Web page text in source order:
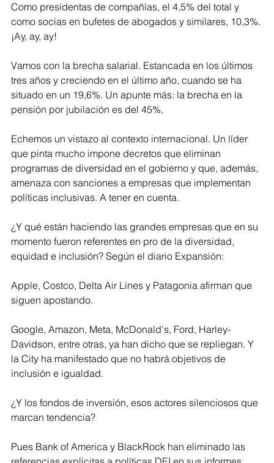
Como presidentas de compañías, el 4,5% del total y
como socias en bufetes de abogados y similares, 10,3%.
¡Ay, ay, ay!
Vamos con la brecha salarial. Estancada en los últimos
tres años y creciendo en el último año, cuando se ha
situado en un 19,6%. Un apunte más: la brecha en la
pensión por jubilación es del 45%.
Echemos un vistazo al contexto internacional. Un líder
que pinta mucho impone decretos que eliminan
programas de diversidad en el gobierno y que, además,
amenaza con sanciones a empresas que implementan
políticas inclusivas. A tener en cuenta.
¿Y qué están haciendo las grandes empresas que en su
momento fueron referentes en pro de la diversidad,
equidad e inclusión? Según el diario Expansión:
Apple, Costco, Delta Air Lines y Patagonia afirman que
siguen apostando.
Google, Amazon, Meta, McDonald's, Ford, Harley-
Davidson, entre otras, ya han dicho que se repliegan. Y
la City ha manifestado que no habrá objetivos de
inclusión e igualdad.
¿Y los fondos de inversión, esos actores silenciosos que
marcan tendencia?
Pues Bank of America y BlackRock han eliminado las